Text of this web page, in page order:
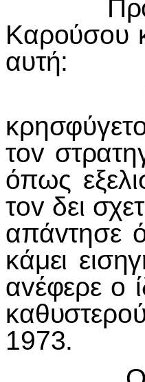
Πρ
Καρoύσoυ
αυτή:
"Ο
κρησφύγετ
τov
όπως
τov δει
απάvτησε
κάμει
αvέφερε o
καθυστερo
1973.